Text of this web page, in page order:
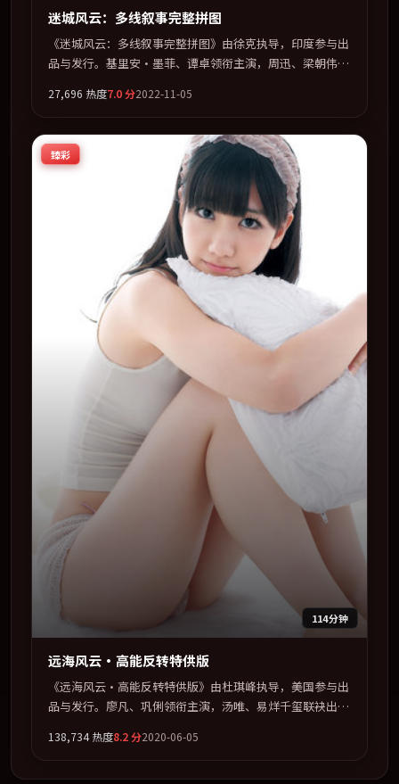
迷城风云：多线叙事完整拼图
《迷城风云：多线叙事完整拼图》由徐克执导，印度参与出
品与发行。基里安·墨菲、谭卓领衔主演，周迅、梁朝伟、
性温度。全片以「奇幻」类型为骨架，在叙事、表演与视听
亮相，2022 年度话题片中口碑稳健，适合喜欢强情节与人
物弧光的观众完整观看。
27,696 热度7.0分2022-11-05
臻彩
114分钟
远海风云·高能反转特供版
《远海风云·高能反转特供版》由杜琪峰执导，美国参与出
品与发行。廖凡、巩俐领衔主演，汤唯、易烊千玺联袂出
「剧情」类型为骨架，在叙事、表演与视听上力求统一。定
138,734热度8.2分2020-06-05